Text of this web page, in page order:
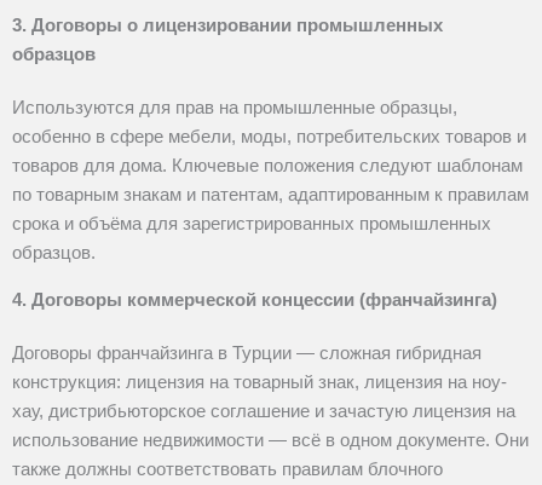
3. Договоры о лицензировании промышленных
образцов
Используются для прав на промышленные образцы,
особенно в сфере мебели, моды, потребительских товаров и
товаров для дома. Ключевые положения следуют шаблонам
по товарным знакам и патентам, адаптированным к правилам
срока и объёма для зарегистрированных промышленных
образцов.
4. Договоры коммерческой концессии (франчайзинга)
Договоры франчайзинга в Турции — сложная гибридная
конструкция: лицензия на товарный знак, лицензия на ноу-
хау, дистрибьюторское соглашение и зачастую лицензия на
использование недвижимости — всё в одном документе. Они
также должны соответствовать правилам блочного